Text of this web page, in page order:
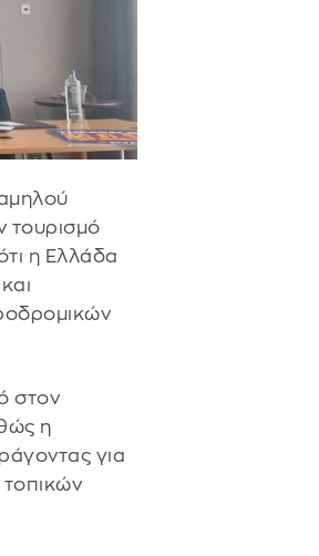
τουρισμό
η Ελλάδα
στον
η
για
τοπικών